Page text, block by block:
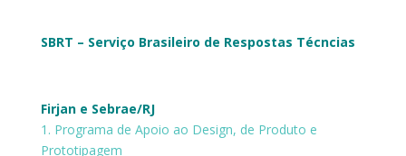
SBRT – Serviço Brasileiro de Respostas Técncias
Firjan e Sebrae/RJ
1. Programa de Apoio ao Design, de Produto e
Prototipagem